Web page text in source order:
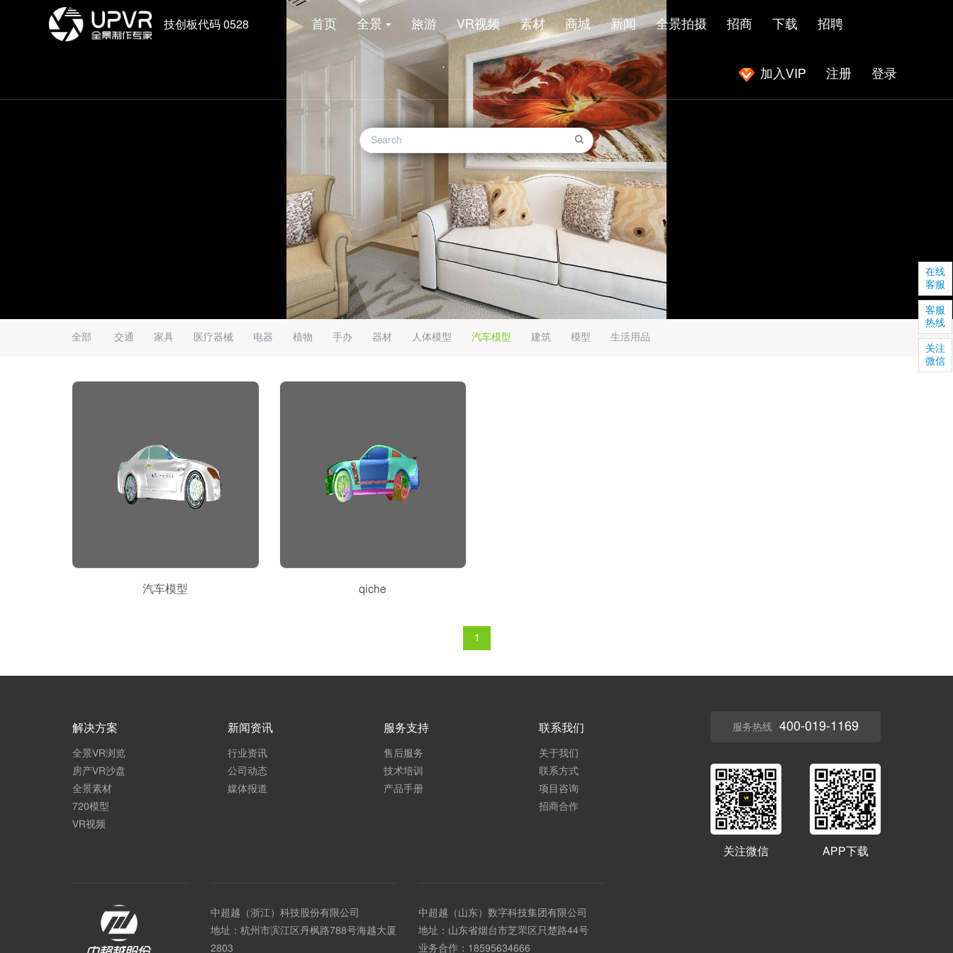
技创板代码 0528 首页 全景 旅游 VR视频 素材 商城 新闻 全景拍摄 招商 下载 招聘
加入VIP 注册 登录
全部 交通 家具 医疗器械 电器 植物 手办 器材 人体模型 汽车模型 建筑 模型 生活用品
汽车模型 qiche
1
解决方案
全景VR浏览
房产VR沙盘
全景素材
720模型
VR视频
新闻资讯
行业资讯
公司动态
媒体报道
服务支持
售后服务
技术培训
产品手册
联系我们
关于我们
联系方式
项目咨询
招商合作
服务热线 400-019-1169
关注微信 APP下载
中超越（浙江）科技股份有限公司
地址：杭州市滨江区丹枫路788号海越大厦
2803
中超越（山东）数字科技集团有限公司
地址：山东省烟台市芝罘区只楚路44号
业务合作： 18595634666
在线
客服
客服
热线
关注
微信